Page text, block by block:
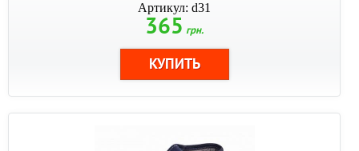
Артикул: d31
365 грн.